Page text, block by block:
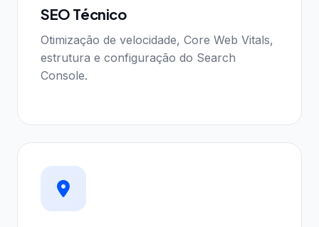
SEO Técnico
Otimização de velocidade, Core Web Vitals,
estrutura e configuração do Search
Console.